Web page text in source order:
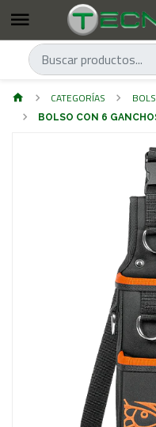
CATEGORÍAS
BOLSO CON 6